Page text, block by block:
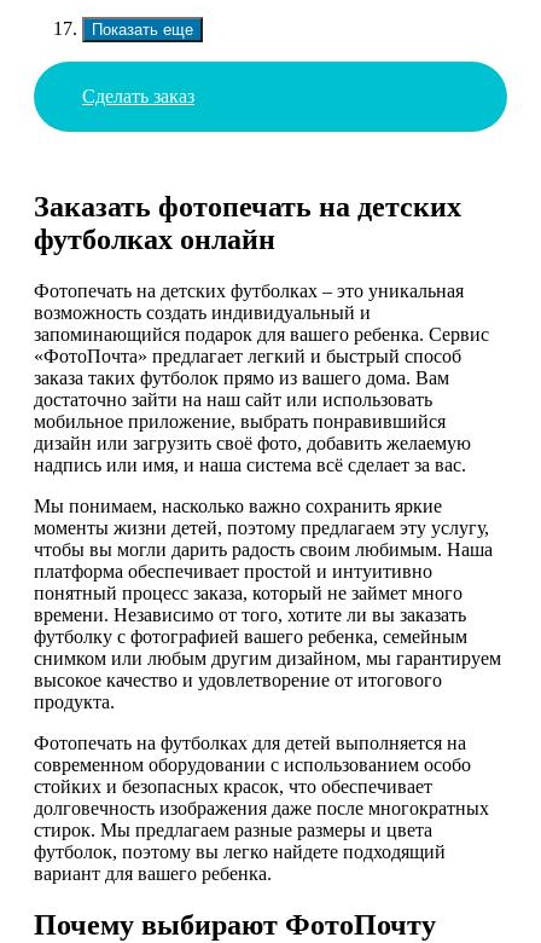
Показать еще
Сделать заказ
Заказать фотопечать на детских
футболках онлайн
Фотопечать на детских футболках – это уникальная
возможность создать индивидуальный и
запоминающийся подарок для вашего ребенка. Сервис
«ФотоПочта» предлагает легкий и быстрый способ
заказа таких футболок прямо из вашего дома. Вам
достаточно зайти на наш сайт или использовать
мобильное приложение, выбрать понравившийся
дизайн или загрузить своё фото, добавить желаемую
надпись или имя, и наша система всё сделает за вас.
Мы понимаем, насколько важно сохранить яркие
моменты жизни детей, поэтому предлагаем эту услугу,
чтобы вы могли дарить радость своим любимым. Наша
платформа обеспечивает простой и интуитивно
понятный процесс заказа, который не займет много
времени. Независимо от того, хотите ли вы заказать
футболку с фотографией вашего ребенка, семейным
снимком или любым другим дизайном, мы гарантируем
высокое качество и удовлетворение от итогового
продукта.
Фотопечать на футболках для детей выполняется на
современном оборудовании с использованием особо
стойких и безопасных красок, что обеспечивает
долговечность изображения даже после многократных
стирок. Мы предлагаем разные размеры и цвета
футболок, поэтому вы легко найдете подходящий
вариант для вашего ребенка.
Почему выбирают ФотоПочту